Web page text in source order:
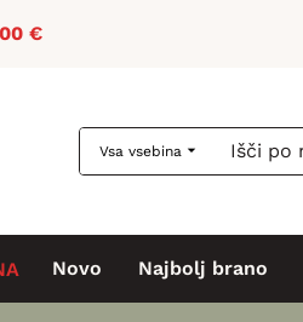
€
Vsa vsebina
Novo Najbolj brano